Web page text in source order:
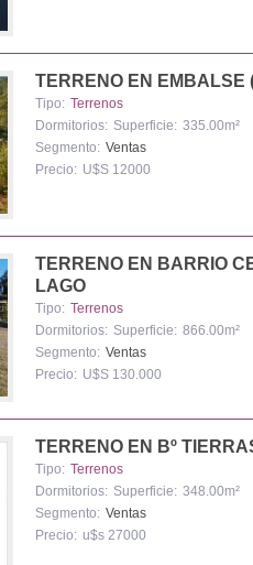
TERRENO EN EMBALSE
Tipo: Terrenos
Dormitorios: Superficie: 335.00m²
Segmento: Ventas
Precio: U$S 12000
TERRENO EN BARRIO
LAGO
Tipo: Terrenos
Dormitorios: Superficie: 866.00m²
Segmento: Ventas
Precio: U$S 130.000
TERRENO EN Bº
Tipo: Terrenos
Dormitorios: Superficie: 348.00m²
Segmento: Ventas
Precio: u$s 27000